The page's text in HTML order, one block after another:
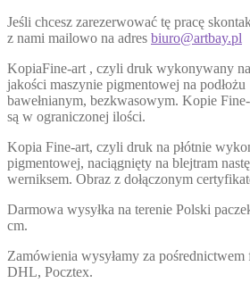
Jeśli chcesz zarezerwować tę pracę
z nami mailowo na adres biuro@artbay.pl
KopiaFine-art , czyli druk wykonywany
jakości maszynie pigmentowej na podłożu
bawełnianym, bezkwasowym. Kopie
są w ograniczonej ilości.
Kopia Fine-art, czyli druk na płótnie
pigmentowej, naciągnięty na blejtram
werniksem. Obraz z dołączonym
Darmowa wysyłka na terenie Polski
cm.
Zamówienia wysyłamy za
DHL, Pocztex.